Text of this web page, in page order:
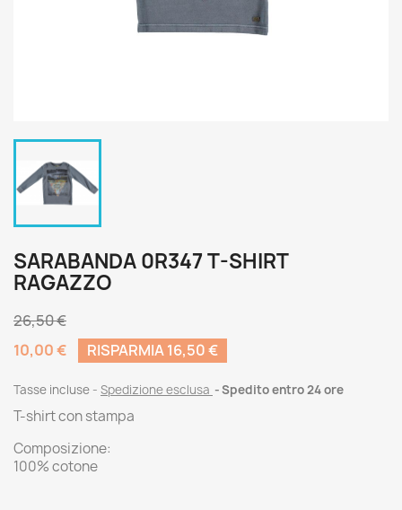
SARABANDA 0R347 T-SHIRT
RAGAZZO
26,50 €
10,00 €
RISPARMIA 16,50 €
Tasse incluse Spedizione esclusa Spedito entro 24 ore
T-shirt con stampa
Composizione:
100% cotone